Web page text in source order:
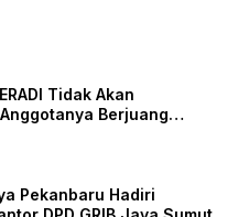
Tidak Akan
Berjuang
Pekanbaru Hadiri